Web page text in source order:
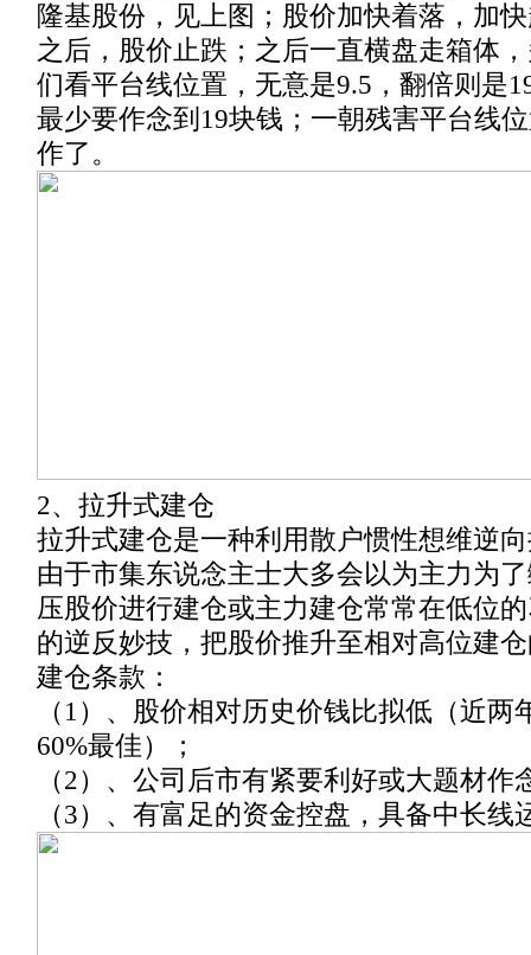
隆基股份，见上图；股价加快着落，加
之后，股价止跌；之后一直横盘走箱体
们看平台线位置，无意是9.5，翻倍则是
最少要作念到19块钱；一朝残害平台线
作了。
2、拉升式建仓
拉升式建仓是一种利用散户惯性想维逆
由于市集东说念主士大多会以为主力为
压股价进行建仓或主力建仓常常在低位
的逆反妙技，把股价推升至相对高位建
建仓条款：
（1）、股价相对历史价钱比拟低（近两
60%最佳）；
（2）、公司后市有紧要利好或大题材作
（3）、有富足的资金控盘，具备中长线